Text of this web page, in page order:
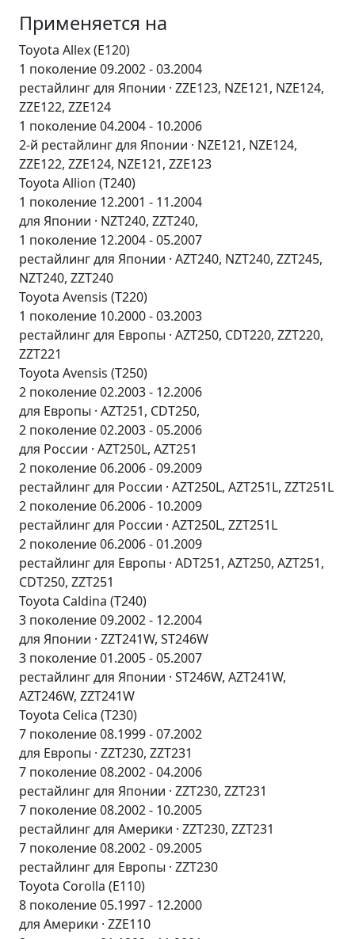
Применяется на
Toyota Allex (E120)
1 поколение 09.2002 - 03.2004
рестайлинг для Японии · ZZE123, NZE121, NZE124,
ZZE122, ZZE124
1 поколение 04.2004 - 10.2006
2-й рестайлинг для Японии · NZE121, NZE124,
ZZE122, ZZE124, NZE121, ZZE123
Toyota Allion (T240)
1 поколение 12.2001 - 11.2004
для Японии · NZT240, ZZT240,
1 поколение 12.2004 - 05.2007
рестайлинг для Японии · AZT240, NZT240, ZZT245,
NZT240, ZZT240
Toyota Avensis (T220)
1 поколение 10.2000 - 03.2003
рестайлинг для Европы · AZT250, CDT220, ZZT220,
ZZT221
Toyota Avensis (T250)
2 поколение 02.2003 - 12.2006
для Европы · AZT251, CDT250,
2 поколение 02.2003 - 05.2006
для России · AZT250L, AZT251
2 поколение 06.2006 - 09.2009
рестайлинг для России · AZT250L, AZT251L, ZZT251L
2 поколение 06.2006 - 10.2009
рестайлинг для России · AZT250L, ZZT251L
2 поколение 06.2006 - 01.2009
рестайлинг для Европы · ADT251, AZT250, AZT251,
CDT250, ZZT251
Toyota Caldina (T240)
3 поколение 09.2002 - 12.2004
для Японии · ZZT241W, ST246W
3 поколение 01.2005 - 05.2007
рестайлинг для Японии · ST246W, AZT241W,
AZT246W, ZZT241W
Toyota Celica (T230)
7 поколение 08.1999 - 07.2002
для Европы · ZZT230, ZZT231
7 поколение 08.2002 - 04.2006
рестайлинг для Японии · ZZT230, ZZT231
7 поколение 08.2002 - 10.2005
рестайлинг для Америки · ZZT230, ZZT231
7 поколение 08.2002 - 09.2005
рестайлинг для Европы · ZZT230
Toyota Corolla (E110)
8 поколение 05.1997 - 12.2000
для Америки · ZZE110